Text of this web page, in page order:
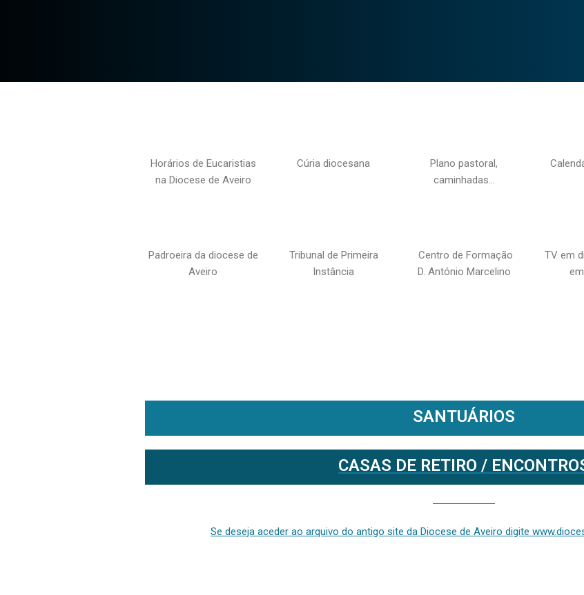
Horários de Eucaristias
na Diocese de Aveiro
Cúria diocesana
Plano pastoral,
caminhadas…
Padroeira da diocese de
Aveiro
Tribunal de Primeira
Instância
Centro de Formação
D. António Marcelino
TV em
SANTUÁRIOS
CASAS DE RETIRO /
Se deseja aceder ao arquivo do antigo site da Diocese de Aveiro digite